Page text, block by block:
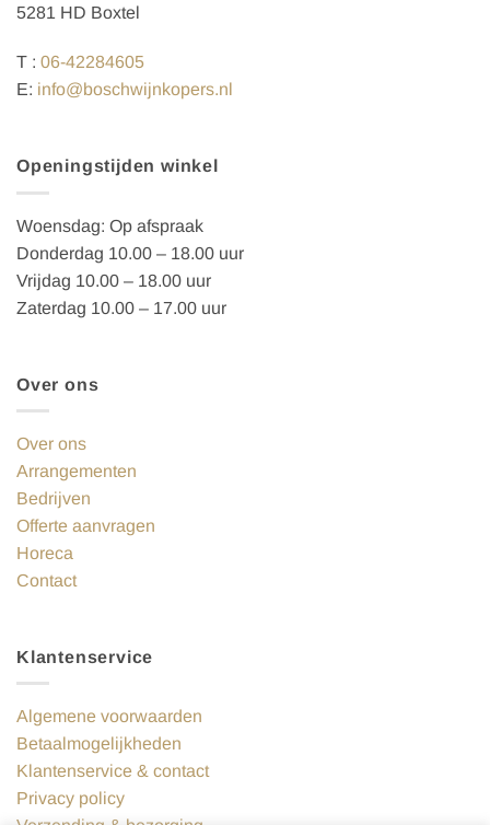
5281 HD Boxtel
T : 06-42284605
E: info@boschwijnkopers.nl
Openingstijden winkel
Woensdag: Op afspraak
Donderdag 10.00 – 18.00 uur
Vrijdag 10.00 – 18.00 uur
Zaterdag 10.00 – 17.00 uur
Over ons
Over ons
Arrangementen
Bedrijven
Offerte aanvragen
Horeca
Contact
Klantenservice
Algemene voorwaarden
Betaalmogelijkheden
Klantenservice & contact
Privacy policy